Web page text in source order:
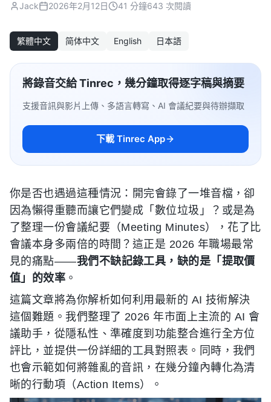
Jack 2026年2月12日 41 分鐘643 次閱讀
繁體中文 简体中文 English 日本語
將錄音交給 Tinrec，幾分鐘取得逐字稿與摘要
支援音訊與影片上傳、多語言轉寫、AI 會議紀要與待辦擷取
下載 Tinrec App
你是否也遇過這種情況：開完會錄了一堆音檔，卻
因為懶得重聽而讓它們變成「數位垃圾」？或是為
了整理一份會議紀要（Meeting Minutes），花了比
會議本身多兩倍的時間？這正是 2026 年職場最常
見的痛點——我們不缺記錄工具，缺的是「提取價
值」的效率 。
這篇文章將為你解析如何利用最新的 AI 技術解決
這個難題。我們整理了 2026 年市面上主流的 AI 會
議助手，從隱私性、準確度到功能整合進行全方位
評比，並提供一份詳細的工具對照表。同時，我們
也會示範如何將雜亂的音訊，在幾分鐘內轉化為清
晰的行動項（Action Items）。